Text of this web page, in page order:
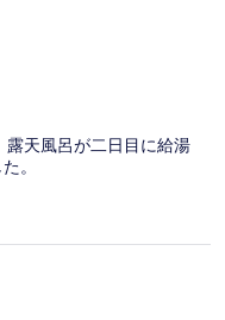
天風呂が二日目に給湯
。